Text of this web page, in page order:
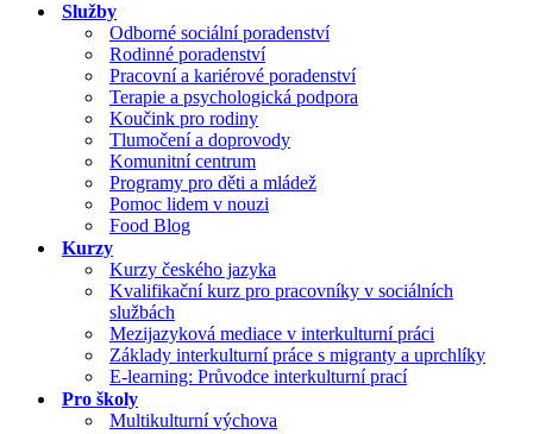
Služby
Odborné sociální poradenství
Rodinné poradenství
Pracovní a kariérové poradenství
Terapie a psychologická podpora
Koučink pro rodiny
Tlumočení a doprovody
Komunitní centrum
Programy pro děti a mládež
Pomoc lidem v nouzi
Food Blog
Kurzy
Kurzy českého jazyka
Kvalifikační kurz pro pracovníky v sociálních
službách
Mezijazyková mediace v interkulturní práci
Základy interkulturní práce s migranty a uprchlíky
E-learning: Průvodce interkulturní prací
Pro školy
Multikulturní výchova